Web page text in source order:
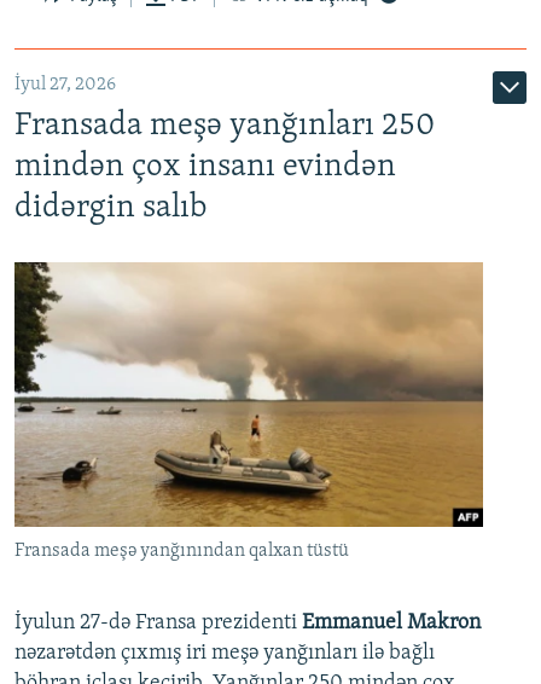
İyul 27, 2026
Fransada meşə yanğınları 250
mindən çox insanı evindən
didərgin salıb
Fransada meşə yanğınından qalxan tüstü
İyulun 27-də Fransa prezidenti Emmanuel Makron
nəzarətdən çıxmış iri meşə yanğınları ilə bağlı